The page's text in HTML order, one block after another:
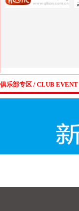
俱乐部专区 / CLUB EVENT